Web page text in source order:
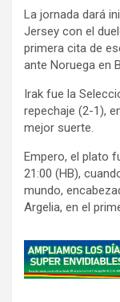
La jornada dará
Jersey con el
primera cita de
ante Noruega en
Irak fue la
repechaje (2-1),
mejor suerte.
Empero, el plato
21:00 (HB),
mundo,
Argelia, en el
A
d